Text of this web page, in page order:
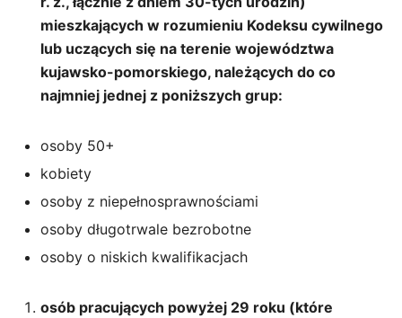
mieszkających w rozumieniu Kodeksu cywilnego
lub uczących się na terenie województwa
kujawsko-pomorskiego, należących do co
najmniej jednej z poniższych grup:
osoby 50+
kobiety
osoby z niepełnosprawnościami
osoby długotrwale bezrobotne
osoby o niskich kwalifikacjach
osób pracujących powyżej 29 roku (które